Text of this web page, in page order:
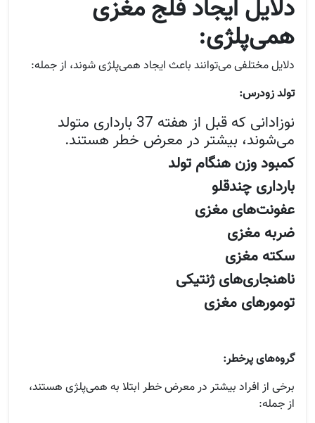
دلایل ایجاد فلج مغزی
همی‌پلژی:
دلایل مختلفی می‌توانند باعث ایجاد همی‌پلژی شوند، از جمله:
تولد زودرس:
نوزادانی که قبل از هفته 37 بارداری متولد
می‌شوند، بیشتر در معرض خطر هستند.
کمبود وزن هنگام تولد
بارداری چندقلو
عفونت‌های مغزی
ضربه مغزی
سکته مغزی
ناهنجاری‌های ژنتیکی
تومورهای مغزی
گروه‌های پرخطر:
برخی از افراد بیشتر در معرض خطر ابتلا به همی‌پلژی هستند،
از جمله: